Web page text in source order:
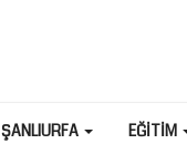
ŞANLIURFA EĞITIM